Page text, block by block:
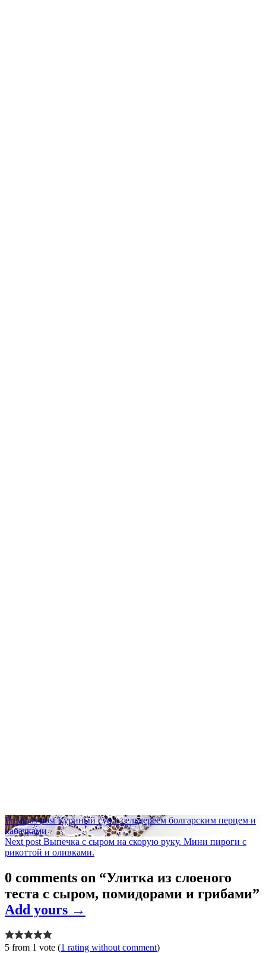
Навигация
по
записям
Previous post Куриный суп с сельдереем болгарским перцем и
кабачками
Next post Выпечка с сыром на скорую руку. Мини пироги с
рикоттой и оливками.
0 comments on “Улитка из слоеного
теста с сыром, помидорами и грибами”
Add yours →
5 from 1 vote (1 rating without comment)